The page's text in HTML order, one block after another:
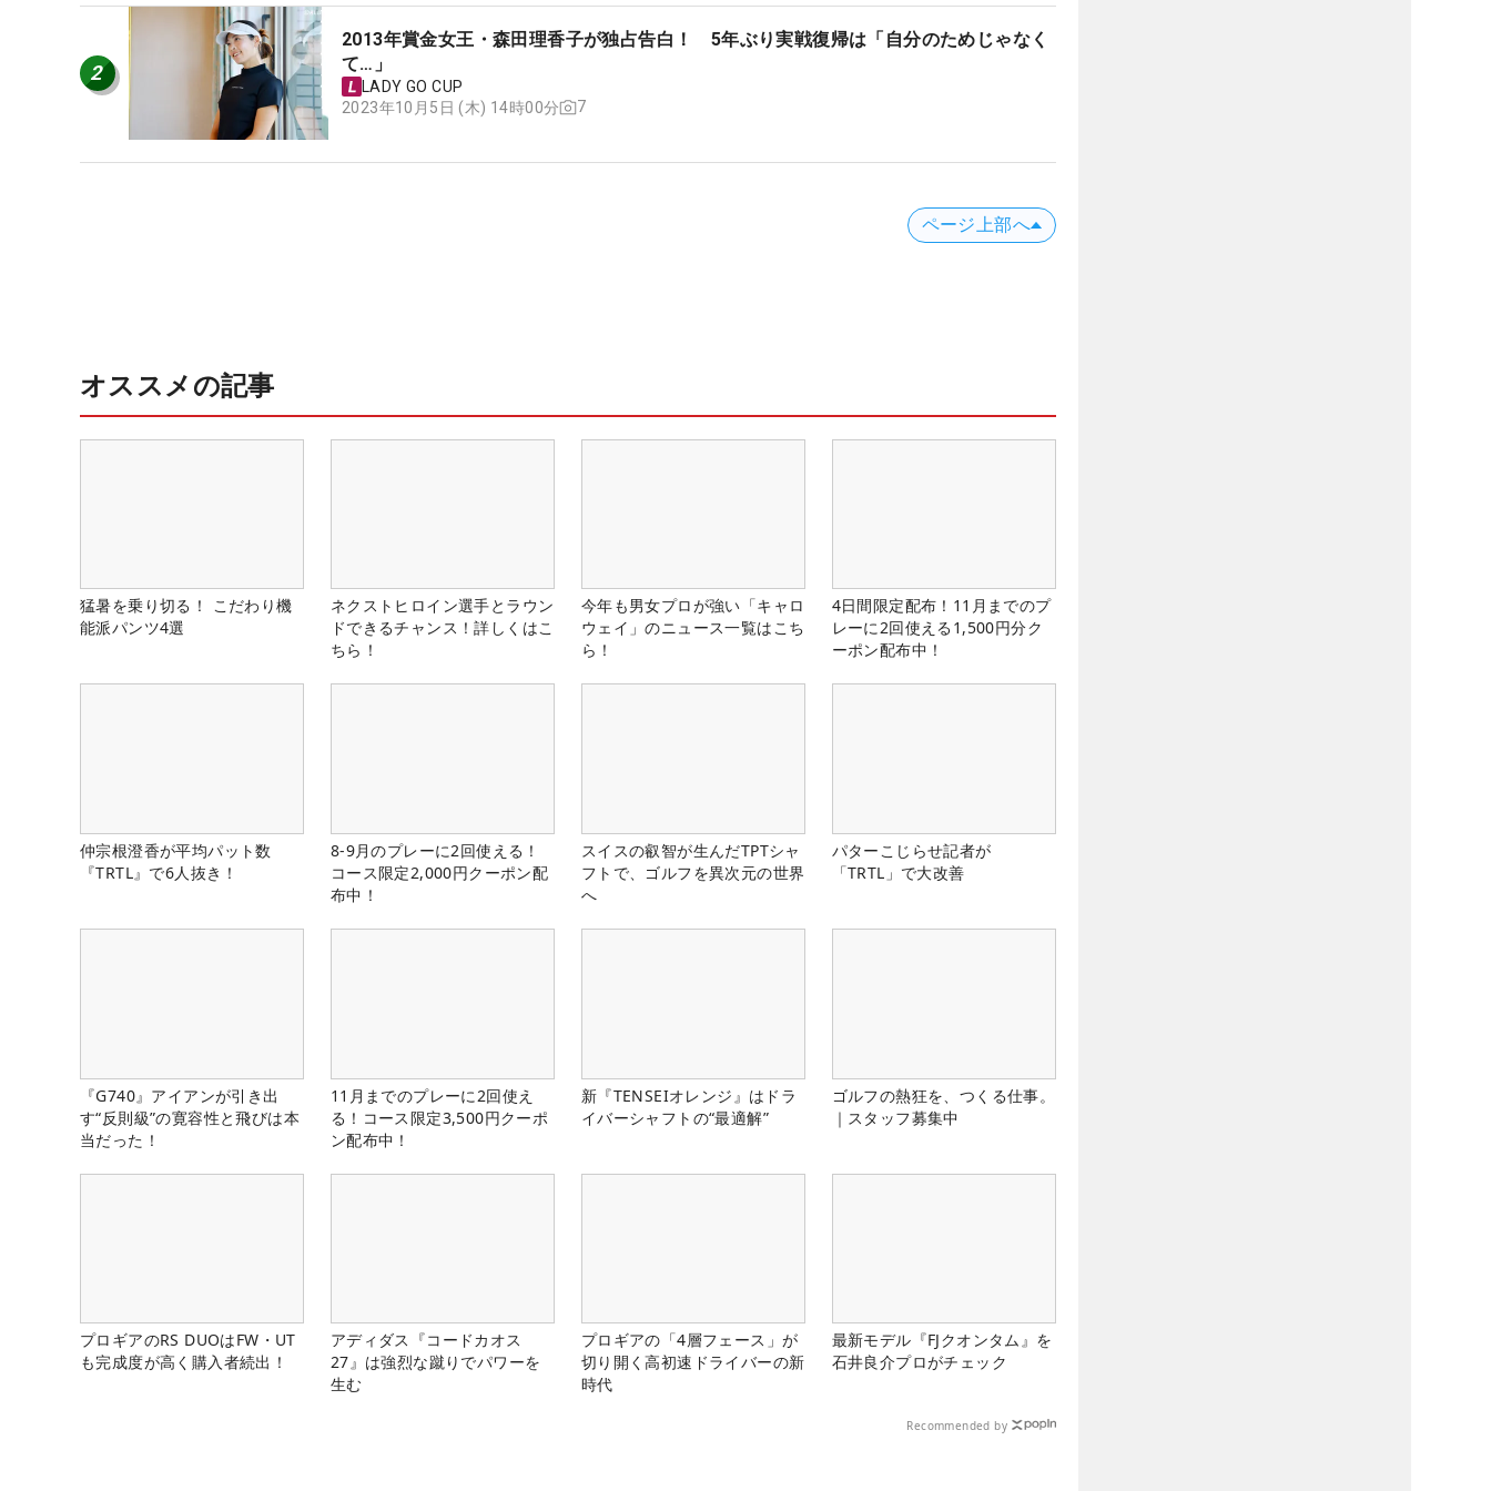
2
2013年賞金女王・森田理香子が独占告白！ 5年ぶり実戦復帰は「自分のためじゃなく
て…」
LADY GO CUP
2023年10月5日 (木) 14時00分
7
ページ上部へ
オススメの記事
猛暑を乗り切る！ こだわり機
能派パンツ4選
ネクストヒロイン選手とラウン
ドできるチャンス！詳しくはこ
ちら！
今年も男女プロが強い「キャロ
ウェイ」のニュース一覧はこち
ら！
4日間限定配布！11月までのプ
レーに2回使える1,500円分ク
ーポン配布中！
仲宗根澄香が平均パット数
『TRTL』で6人抜き！
8-9月のプレーに2回使える！
コース限定2,000円クーポン配
布中！
スイスの叡智が生んだTPTシャ
フトで、ゴルフを異次元の世界
へ
パターこじらせ記者が
「TRTL」で大改善
『G740』アイアンが引き出
す“反則級”の寛容性と飛びは本
当だった！
11月までのプレーに2回使え
る！コース限定3,500円クーポ
ン配布中！
新『TENSEIオレンジ』はドラ
イバーシャフトの“最適解”
ゴルフの熱狂を、つくる仕事。
｜スタッフ募集中
プロギアのRS DUOはFW・UT
も完成度が高く購入者続出！
アディダス『コードカオス
27』は強烈な蹴りでパワーを
生む
プロギアの「4層フェース」が
切り開く高初速ドライバーの新
時代
最新モデル『FJクオンタム』を
石井良介プロがチェック
Recommended by